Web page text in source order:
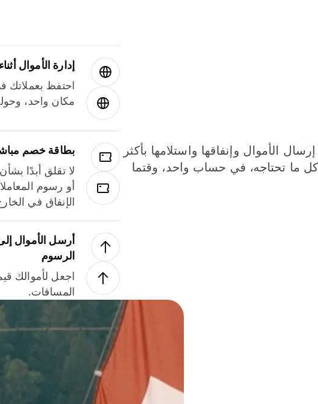
الأموال وإنفاقها واستلامها بأكثر
كل ما تحتاجه، في حساب واحد، وقتما
إدارة الأموال
احتفظ بعملاتك
مكان واحد،
بطاقة خصم
لا تقلق أبدًا
أو رسوم
الإنفاق في
أرسل الأموال
الرسوم
اجعل لأموالك
المسافات.